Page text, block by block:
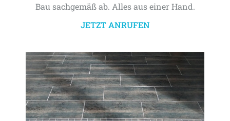
Bau sachgemäß ab. Alles aus einer Hand.
JETZT ANRUFEN